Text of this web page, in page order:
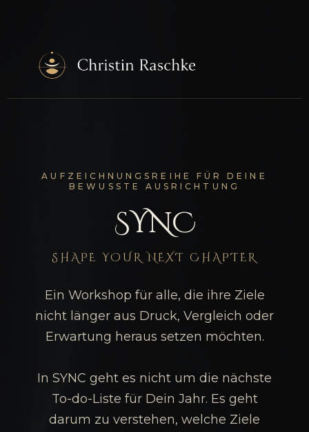
AUFZEICHNUNGSREIHE FÜR DEINE
BEWUSSTE AUSRICHTUNG
SYNC
SHAPE YOUR NEXT CHAPTER
Ein Workshop für alle, die ihre Ziele
nicht länger aus Druck, Vergleich oder
Erwartung heraus setzen möchten.
In SYNC geht es nicht um die nächste
To-do-Liste für Dein Jahr. Es geht
darum zu verstehen, welche Ziele